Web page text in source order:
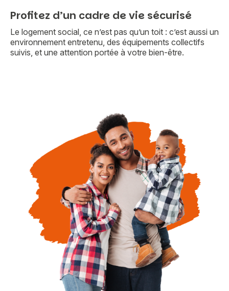
Profitez d’un cadre de vie sécurisé
Le logement social, ce n’est pas qu’un toit : c’est aussi un
environnement entretenu, des équipements collectifs
suivis, et une attention portée à votre bien-être.